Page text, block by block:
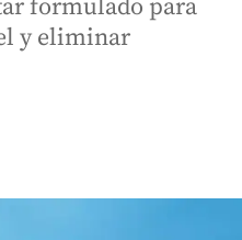
formulado para
y eliminar